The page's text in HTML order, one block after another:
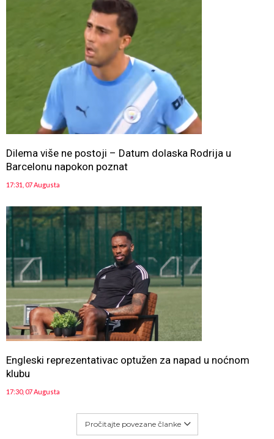
Dilema više ne postoji – Datum dolaska Rodrija u
Barcelonu napokon poznat
17:31, 07 Augusta
Engleski reprezentativac optužen za napad u noćnom
klubu
17:30, 07 Augusta
Pročitajte povezane članke